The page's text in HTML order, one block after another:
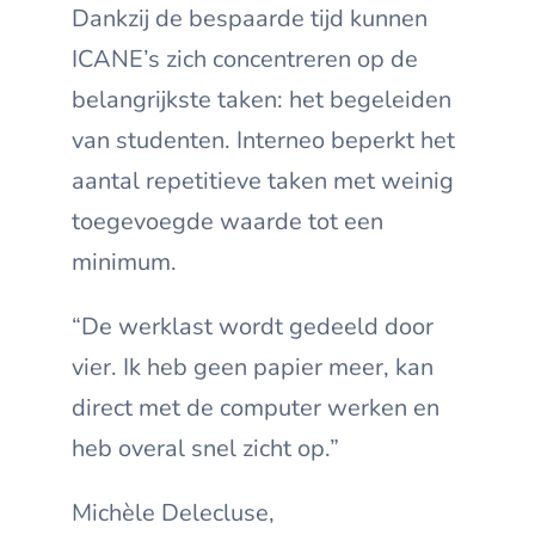
Dankzij de bespaarde tijd kunnen
ICANE’s zich concentreren op de
belangrijkste taken: het begeleiden
van studenten. Interneo beperkt het
aantal repetitieve taken met weinig
toegevoegde waarde tot een
minimum.
“De werklast wordt gedeeld door
vier. Ik heb geen papier meer, kan
direct met de computer werken en
heb overal snel zicht op.”
Michèle Delecluse,